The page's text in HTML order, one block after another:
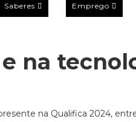
Saberes Emprego
na
na Qualifica 2024,